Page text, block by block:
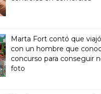
Marta Fort contó que
con un hombre que
concurso para conseguir
foto